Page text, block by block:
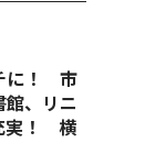
に！ 市
、リニ
実！ 横